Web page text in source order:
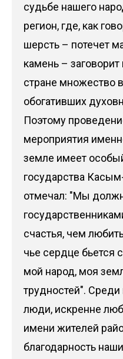
судьбе нашего
регион, где, как
шерсть – потечет
камень –
стране множество
обогативших
Поэтому
мероприятия
земле имеет
государства
отмечал: "Мы
счастья, чем
чье сердце бьется
мой народ, моя
трудностей". Среди
люди, искренне
имени жителей
благодарность